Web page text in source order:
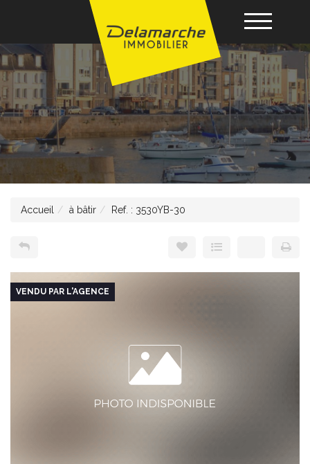
Acheter
Louer
Vendre
Gérance
Nos agences
Accueil à bâtir Ref. : 3530YB-30
VENDU PAR L'AGENCE